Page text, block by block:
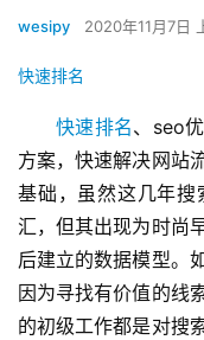
wesipy 2020年11月7日
快速排名
快速排名、seo优
方案，快速解决网站
基础，虽然这几年搜
汇，但其出现为时尚
后建立的数据模型。
因为寻找有价值的线
的初级工作都是对搜